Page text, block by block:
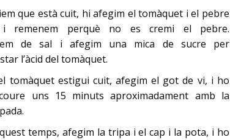
que està cuit, hi afegim el tomàquet i el pebre
i remenem perquè no es cremi el pebre.
de sal i afegim una mica de sucre per
l’àcid del tomàquet.
tomàquet estigui cuit, afegim el got de vi, i ho
uns 15 minuts aproximadament amb la
temps, afegim la tripa i el cap i la pota, i ho